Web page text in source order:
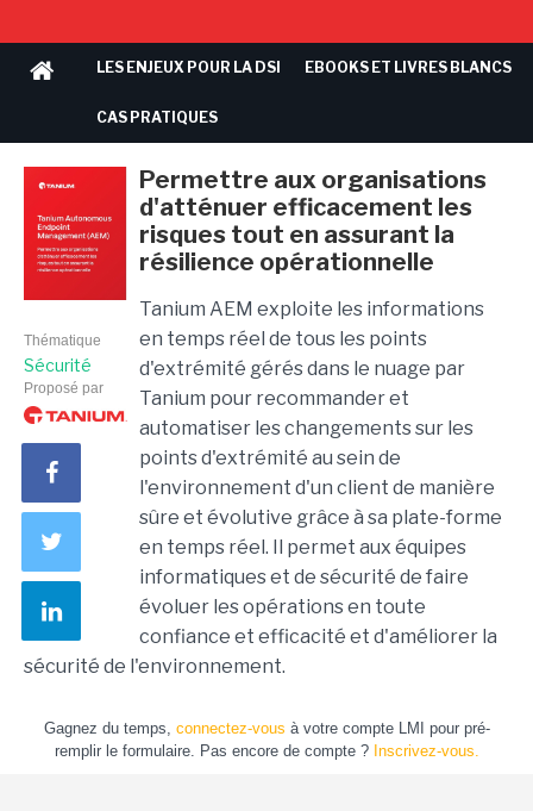
LES ENJEUX POUR LA DSI EBOOKS ET LIVRES BLANCS
CAS PRATIQUES
Thématique
Sécurité
Proposé par
Permettre aux organisations
d'atténuer efficacement les
risques tout en assurant la
résilience opérationnelle
Tanium AEM exploite les informations
en temps réel de tous les points
d'extrémité gérés dans le nuage par
Tanium pour recommander et
automatiser les changements sur les
points d'extrémité au sein de
l'environnement d'un client de manière
sûre et évolutive grâce à sa plate-forme
en temps réel. Il permet aux équipes
informatiques et de sécurité de faire
évoluer les opérations en toute
confiance et efficacité et d'améliorer la
sécurité de l'environnement.
Gagnez du temps, connectez-vous à votre compte LMI pour pré-
remplir le formulaire. Pas encore de compte ? Inscrivez-vous.